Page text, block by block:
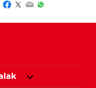
Facebook
Twitter
EmailWhatsApp